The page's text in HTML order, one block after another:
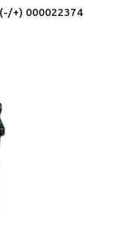
+) 000022374